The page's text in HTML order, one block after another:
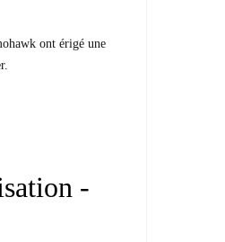
ont érigé une
-